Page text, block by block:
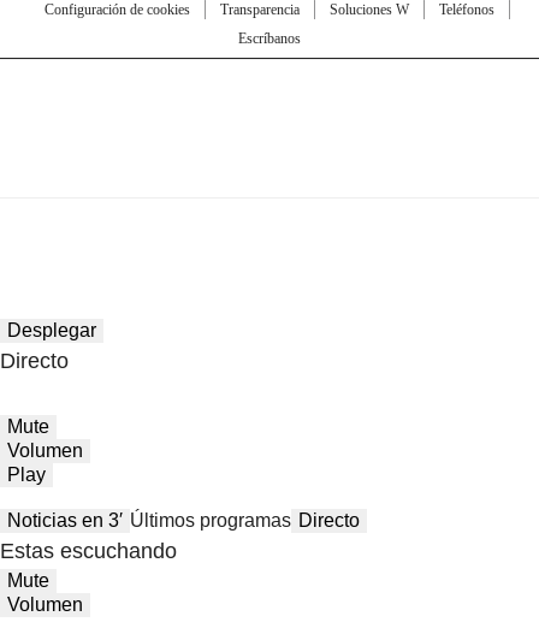
Configuración de cookies
Transparencia Soluciones W
Teléfonos
Escríbanos
Desplegar
Directo
Mute
Volumen
Play
Noticias en 3′ Últimos programas Directo
Estas escuchando
Mute
Volumen